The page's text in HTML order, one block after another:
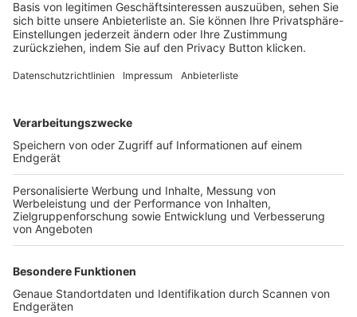
Login SpielPlus
FOLGE DEM BFV
TOP-VEREINE
TOP-PARTNER